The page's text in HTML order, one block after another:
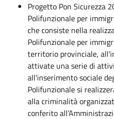
Progetto Pon Sicurezza
Polifunzionale per
che consiste nella
Polifunzionale per
territorio provinciale,
attivate una serie di
all'inserimento sociale
Polifunzionale si
alla criminalità
conferito